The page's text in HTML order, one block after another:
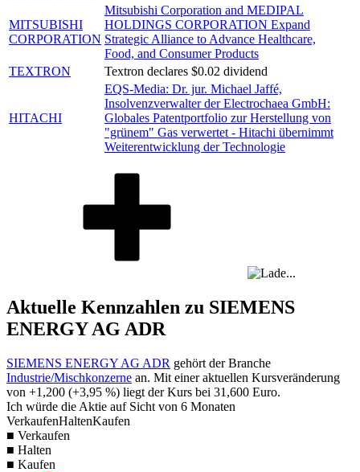
MITSUBISHI
CORPORATION
Mitsubishi Corporation and MEDIPAL
HOLDINGS CORPORATION Expand
Strategic Alliance to Advance Healthcare,
Food, and Consumer Products
TEXTRON
Textron declares $0.02 dividend
HITACHI
EQS-Media: Dr. jur. Michael Jaffé,
Insolvenzverwalter der Electrochaea GmbH:
Globales Patentportfolio zur Herstellung von
"grünem" Gas verwertet - Hitachi übernimmt
Weiterentwicklung der Technologie
Aktuelle Kennzahlen zu SIEMENS
ENERGY AG ADR
SIEMENS ENERGY AG ADR gehört der Branche
Industrie/Mischkonzerne an. Mit einer aktuellen Kursveränderung
von +1,200 (+3,95 %) liegt der Kurs bei 31,600 Euro.
Ich würde die Aktie auf Sicht von 6 Monaten
VerkaufenHaltenKaufen
■ Verkaufen
■ Halten
■ Kaufen